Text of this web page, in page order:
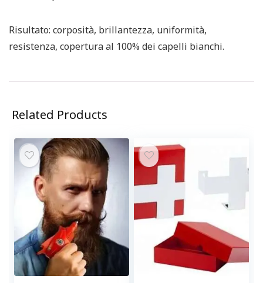
Risultato: corposità, brillantezza, uniformità,
resistenza, copertura al 100% dei capelli bianchi.
Related Products